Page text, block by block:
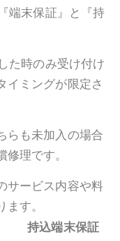
端末保証』と『持
た時のみ受け付け
イミングが限定さ
らも未加入の場合
理です。
サービス内容や料
す。
持込端末保証